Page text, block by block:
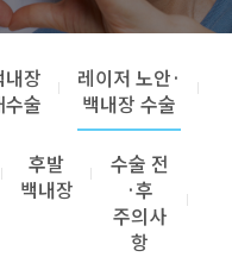
내장
수술
레이저 노안·
백내장 수술
후발
백내장
수술 전
·후
주의사
항